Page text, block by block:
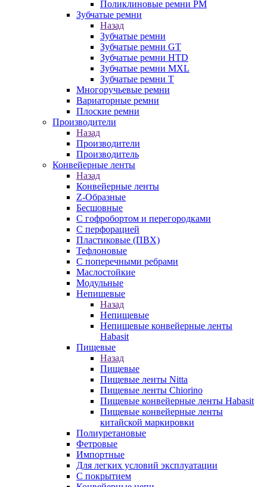
Поликлиновые ремни PM
Зубчатые ремни
Назад
Зубчатые ремни
Зубчатые ремни GT
Зубчатые ремни HTD
Зубчатые ремни MXL
Зубчатые ремни Т
Многоручьевые ремни
Вариаторные ремни
Плоские ремни
Производители
Назад
Производители
Производитель
Конвейерные ленты
Назад
Конвейерные ленты
Z-Образные
Бесшовные
С гофробортом и перегородками
С перфорацией
Пластиковые (ПВХ)
Тефлоновые
С поперечными ребрами
Маслостойкие
Модульные
Непищевые
Назад
Непищевые
Непищевые конвейерные ленты
Habasit
Пищевые
Назад
Пищевые
Пищевые ленты Nitta
Пищевые ленты Chiorino
Пищевые конвейерные ленты Habasit
Пищевые конвейерные ленты
китайской маркировки
Полиуретановые
Фетровые
Импортные
Для легких условий эксплуатации
С покрытием